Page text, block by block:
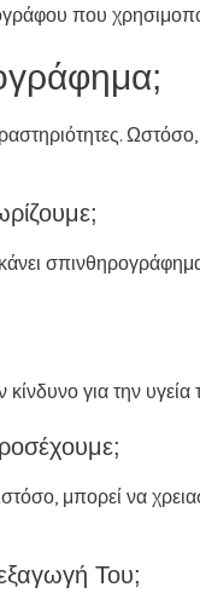
που
για την
μπορεί να
Του;